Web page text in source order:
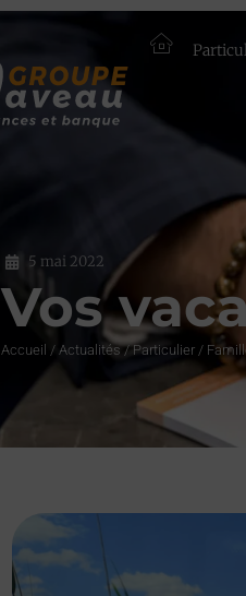
5 mai 2022
Vos
Accueil / Actualités/Particulier /